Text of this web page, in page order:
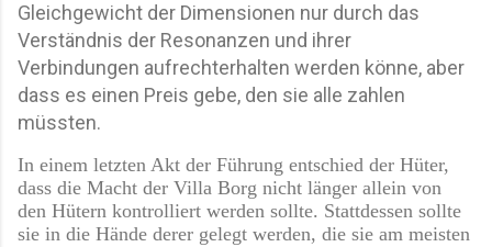
Gleichgewicht der Dimensionen nur durch das
Verständnis der Resonanzen und ihrer
Verbindungen aufrechterhalten werden könne, aber
dass es einen Preis gebe, den sie alle zahlen
müssten.
In einem letzten Akt der Führung entschied der Hüter,
dass die Macht der Villa Borg nicht länger allein von
den Hütern kontrolliert werden sollte. Stattdessen sollte
sie in die Hände derer gelegt werden, die sie am meisten